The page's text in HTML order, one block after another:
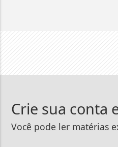
Crie sua conta
Você pode ler matérias